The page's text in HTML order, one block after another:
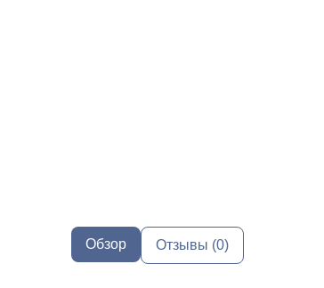
Обзор Отзывы (0)